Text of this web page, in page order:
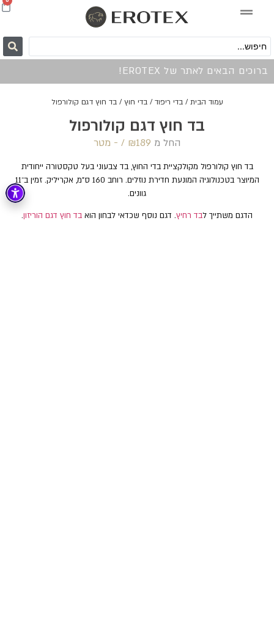
ברוכים הבאים לאתר של EROTEX!
עמוד הבית /בדי ריפוד /בדי חוץ / בד חוץ דגם קולורפול
בד חוץ דגם קולורפול
החל מ ₪189 /‏‏‎ ‎- מטר
בד חוץ קולורפול מקולקציית בדי החוץ, בד צבעוני בעל טקסטורה ייחודית
המיוצר בטכנולוגיה המונעת חדירת נוזלים. רוחב 160 ס"מ, אקריליק. זמין ב־11
גוונים.
הדגם משתייך לבד רחיץ. דגם נוסף שכדאי לבחון הוא בד חוץ דגם הוריזון.